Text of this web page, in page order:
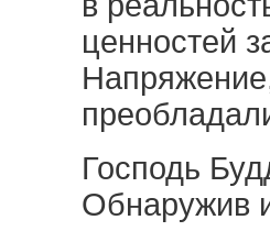
ценностей
Господь
Обнаружив